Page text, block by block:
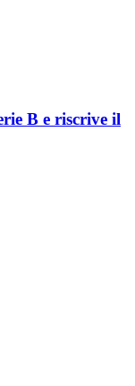
B e riscrive il